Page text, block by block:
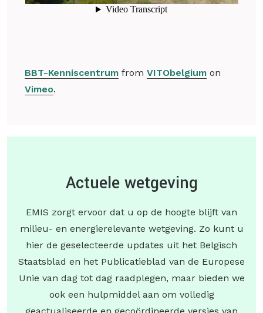
BBT-Kenniscentrum from VITObelgium on
Vimeo.
Actuele wetgeving
EMIS zorgt ervoor dat u op de hoogte blijft van
milieu- en energierelevante wetgeving. Zo kunt u
hier de geselecteerde updates uit het Belgisch
Staatsblad en het Publicatieblad van de Europese
Unie van dag tot dag raadplegen, maar bieden we
ook een hulpmiddel aan om volledig